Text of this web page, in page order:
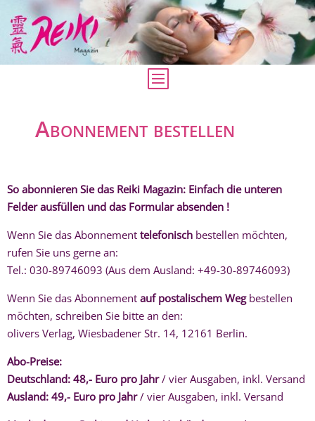
Abonnement bestellen
So abonnieren Sie das Reiki Magazin: Einfach die unteren
Felder ausfüllen und das Formular absenden !
Wenn Sie das Abonnement telefonisch bestellen möchten,
rufen Sie uns gerne an:
Tel.: 030-89746093 (Aus dem Ausland: +49-30-89746093)
Wenn Sie das Abonnement auf postalischem Wegbestellen
möchten, schreiben Sie bitte an den:
olivers Verlag, Wiesbadener Str. 14, 12161 Berlin.
Abo-Preise:
Deutschland: 48,- Euro pro Jahr/ vier Ausgaben, inkl. Versand
Ausland: 49,- Euro pro Jahr/ vier Ausgaben, inkl. Versand